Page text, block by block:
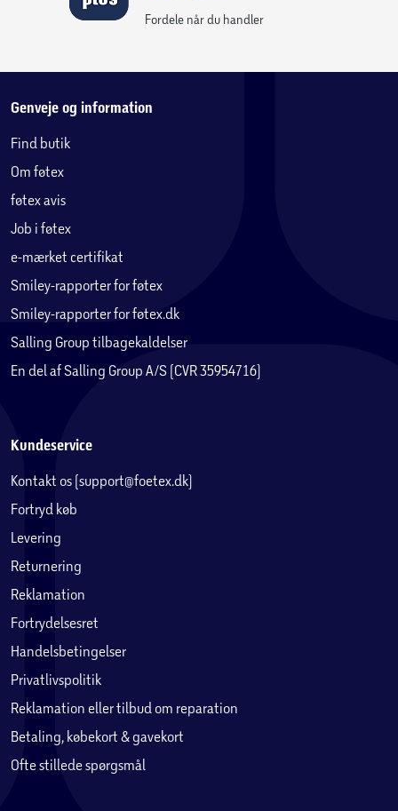
Fordele når du handler
Genveje og information
Find butik
Om føtex
føtex avis
Job i føtex
e-mærket certifikat
Smiley-rapporter for føtex
Smiley-rapporter for føtex.dk
Salling Group tilbagekaldelser
En del af Salling Group A/S (CVR 35954716)
Kundeservice
Kontakt os (support@foetex.dk)
Fortryd køb
Levering
Returnering
Reklamation
Fortrydelsesret
Handelsbetingelser
Privatlivspolitik
Reklamation eller tilbud om reparation
Betaling, købekort & gavekort
Ofte stillede spørgsmål